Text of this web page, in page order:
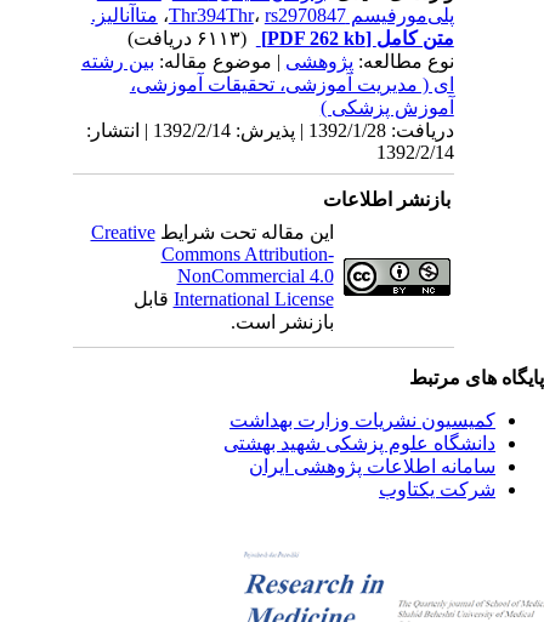
پلی‌مورفیسم Thr394Thr
،rs2970847 ،متاآنالیز.
متن کامل[PDF 262 kb]
نوع مطالعه:پژوهشی| موضوع مقاله:بین رشته
ای ( مدیریت آموزشی، تحقیقات آموزشی،
آموزش پزشکی )
دریافت: 1392/1/28 | پذیرش: 1392/2/14 | انتشار:
1392/2/14
بازنشر اطلاعات
این مقاله تحت شرایطCreative
Commons Attribution-
NonCommercial 4.0
International Licenseقابل
بازنشر است.
های مرتبط
کمیسیون نشریات وزارت بهداشت
دانشگاه علوم پزشکی شهید بهشتی
سامانه اطلاعات پژوهشی ایران
شرکت یکتاوب